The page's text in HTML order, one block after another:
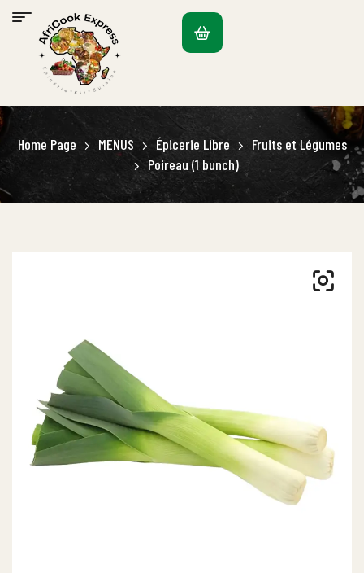
Home Page MENUS Épicerie Libre
Fruits et Légumes
Poireau (1 bunch)